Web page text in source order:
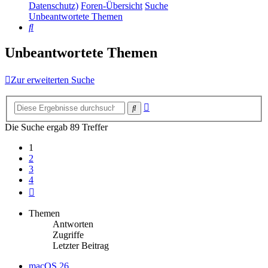
Datenschutz) Foren-Übersicht Suche
Unbeantwortete Themen
Suche
Unbeantwortete Themen
Zur erweiterten Suche
Suche
Die Suche ergab 89 Treffer
1
2
3
4
Themen
Antworten
Zugriffe
Letzter Beitrag
macOS 26